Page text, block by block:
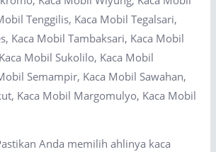
Tenggilis, Kaca Mobil Tegalsari,
Kaca Mobil Tambaksari, Kaca Mobil
Mobil Sukolilo, Kaca Mobil
Semampir, Kaca Mobil Sawahan,
Kaca Mobil Margomulyo, Kaca Mobil
Anda memilih ahlinya kaca